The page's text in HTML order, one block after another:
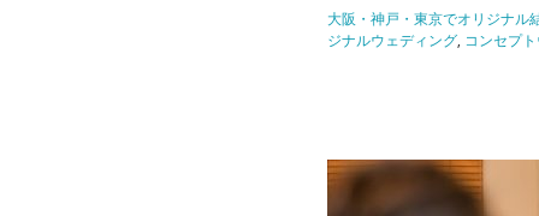
大阪・神戸・東京でオリジナル
ジナルウェディング, コンセプ